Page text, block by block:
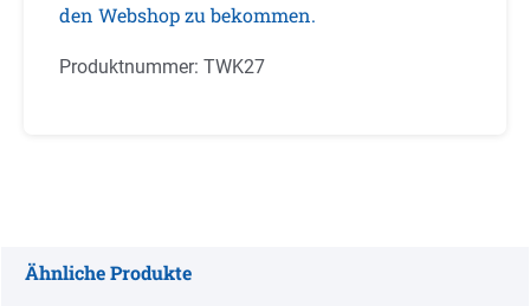
den Webshop zu bekommen.
Produktnummer: TWK27
Ähnliche Produkte